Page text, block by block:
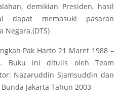
demikian Presiden, hasil
dapat memasuki pasaran
Negara.(DTS)
Pak Harto 21 Maret 1988 –
Buku ini ditulis oleh Team
Nazaruddin Sjamsuddin dan
Jakarta Tahun 2003